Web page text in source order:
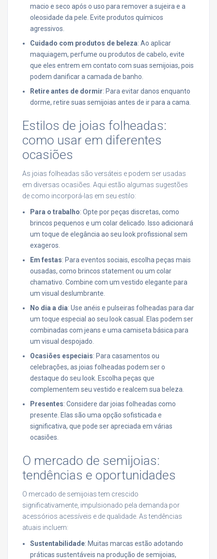
macio e seco após o uso para remover a sujeira e a
oleosidade da pele. Evite produtos químicos
agressivos.
Cuidado com produtos de beleza: Ao aplicar
maquiagem, perfume ou produtos de cabelo, evite
que eles entrem em contato com suas semijoias, pois
podem danificar a camada de banho.
Retire antes de dormir: Para evitar danos enquanto
dorme, retire suas semijoias antes de ir para a cama.
Estilos de joias folheadas:
como usar em diferentes
ocasiões
As joias folheadas são versáteis e podem ser usadas
em diversas ocasiões. Aqui estão algumas sugestões
de como incorporá-las em seu estilo:
Para o trabalho: Opte por peças discretas, como
brincos pequenos e um colar delicado. Isso adicionará
um toque de elegância ao seu look profissional sem
exageros.
Em festas: Para eventos sociais, escolha peças mais
ousadas, como brincos statement ou um colar
chamativo. Combine com um vestido elegante para
um visual deslumbrante.
No dia a dia: Use anéis e pulseiras folheadas para dar
um toque especial ao seu look casual. Elas podem ser
combinadas com jeans e uma camiseta básica para
um visual despojado.
Ocasiões especiais: Para casamentos ou
celebrações, as joias folheadas podem ser o
destaque do seu look. Escolha peças que
complementem seu vestido e realcem sua beleza.
Presentes: Considere dar joias folheadas como
presente. Elas são uma opção sofisticada e
significativa, que pode ser apreciada em várias
ocasiões.
O mercado de semijoias:
tendências e oportunidades
O mercado de semijoias tem crescido
significativamente, impulsionado pela demanda por
acessórios acessíveis e de qualidade. As tendências
atuais incluem:
Sustentabilidade: Muitas marcas estão adotando
práticas sustentáveis na produção de semijoias,